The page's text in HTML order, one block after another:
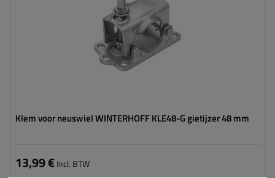
Klem voor neuswiel WINTERHOFF KLE48-G gietijzer 48 mm
13,99 €Incl. BTW